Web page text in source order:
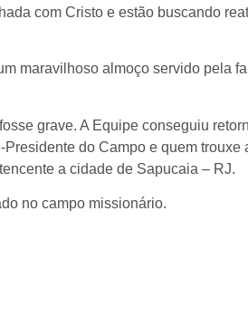
com Cristo e estão buscando
maravilhoso almoço servido pela
grave. A Equipe conseguiu
do Campo e quem
a cidade de Sapucaia – RJ.
no campo missionário.